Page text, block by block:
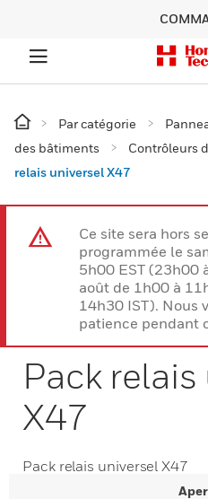
Par catégorie
des bâtiments
Contrôleurs
relais universel X47
Ce site sera hors
programmée le
5h00 EST (23h00
août de 1h00 à
14h30 IST). Nous
patience pendant
Pack
X47
Pack relais universel X47